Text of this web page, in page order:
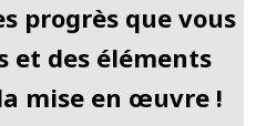
progrès que vous
et des éléments
mise en œuvre !